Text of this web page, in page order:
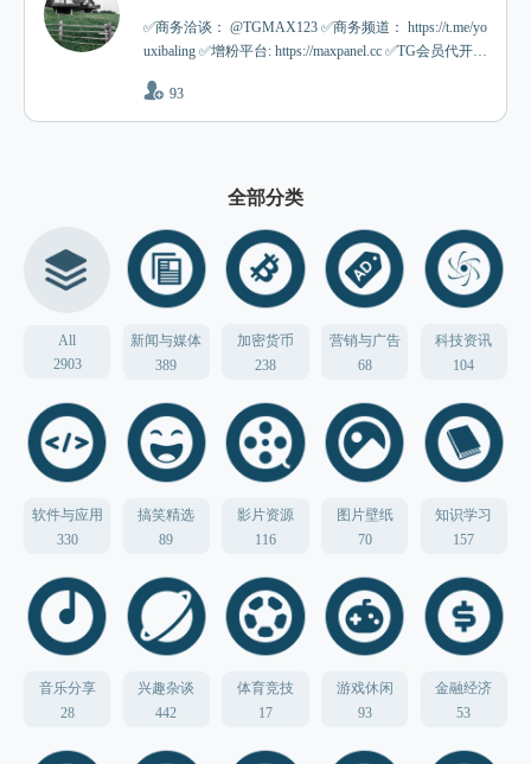
✅商务洽谈： @TGMAX123 ✅商务频道： https://t.me/yo
uxibaling ✅增粉平台: https://maxpanel.cc ✅TG会员代开: h
e/XPanelShop 👉投放广告: https://tgads.org/m/tushouzf
93
全部分类
All
2903
新闻与媒体
389
加密货币
238
营销与广告
68
科技资讯
104
软件与应用
330
搞笑精选
89
影片资源
116
图片壁纸
70
知识学习
157
音乐分享
28
兴趣杂谈
442
体育竞技
17
游戏休闲
93
金融经济
53